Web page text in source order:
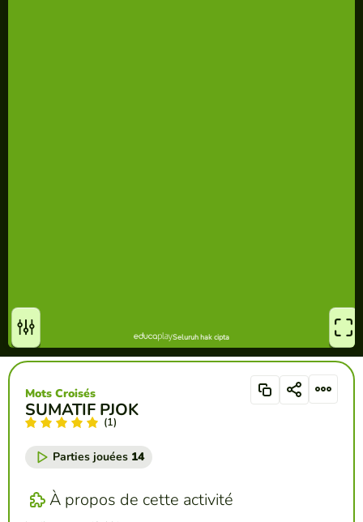
SUMATIF PJOK
Mots Croisés
(1)
Parties jouées 14
À propos de cette activité